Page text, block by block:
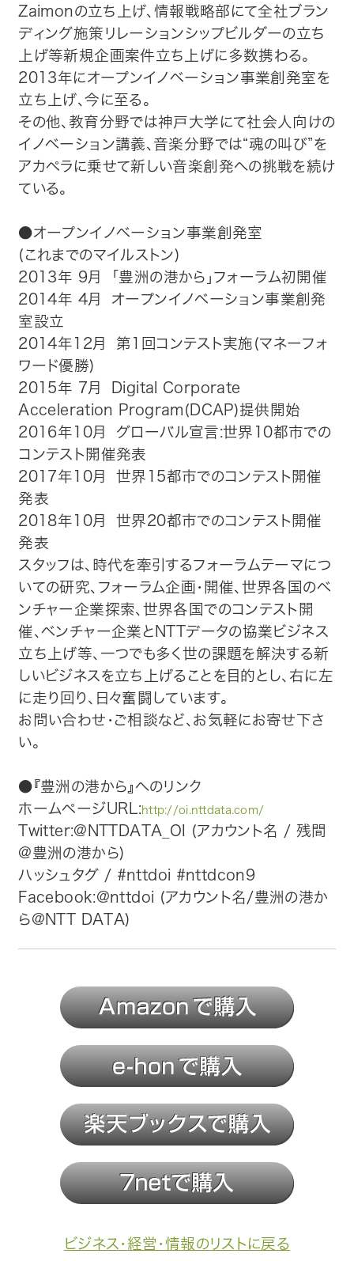
Zaimonの立ち上げ、情報戦略部にて全社ブラン
ディング施策リレーションシップビルダーの立ち
上げ等新規企画案件立ち上げに多数携わる。
2013年にオープンイノベーション事業創発室を
立ち上げ、今に至る。
その他、教育分野では神戸大学にて社会人向けの
イノベーション講義、音楽分野では“魂の叫び”を
アカペラに乗せて新しい音楽創発への挑戦を続け
ている。
●オープンイノベーション事業創発室
(これまでのマイルストン)
2013年 9月 「豊洲の港から」フォーラム初開催
2014年 4月 オープンイノベーション事業創発
室設立
2014年12月 第1回コンテスト実施(マネーフォ
ワード優勝)
2015年 7月 Digital Corporate
Acceleration Program(DCAP)提供開始
2016年10月 グローバル宣言:世界10都市での
コンテスト開催発表
2017年10月 世界15都市でのコンテスト開催
発表
2018年10月 世界20都市でのコンテスト開催
発表
スタッフは、時代を牽引するフォーラムテーマにつ
いての研究、フォーラム企画・開催、世界各国のベ
ンチャー企業探索、世界各国でのコンテスト開
催、ベンチャー企業とNTTデータの協業ビジネス
立ち上げ等、一つでも多く世の課題を解決する新
しいビジネスを立ち上げることを目的とし、右に左
に走り回り、日々奮闘しています。
お問い合わせ・ご相談など、お気軽にお寄せ下さ
い。
●『豊洲の港から』へのリンク
ホームページURL:http://oi.nttdata.com/
Twitter:@NTTDATA_OI (アカウント名 / 残間
@豊洲の港から)
ハッシュタグ / #nttdoi #nttdcon9
Facebook:@nttdoi (アカウント名/豊洲の港か
ら@NTT DATA)
ビジネス・経営・情報のリストに戻る